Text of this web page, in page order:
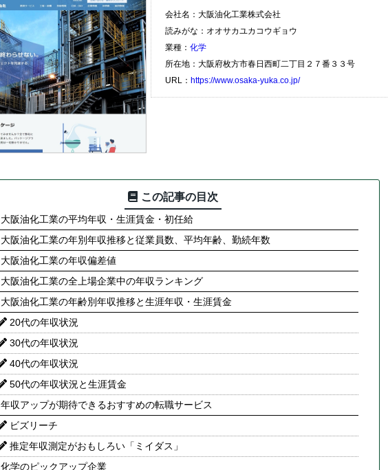
会社名：大阪油化工業株式会社
読みがな：オオサカユカコウギョウ
業種： 化学
所在地：大阪府枚方市春日西町二丁目２７番３３号
URL： https://www.osaka-yuka.co.jp/
この記事の目次
大阪油化工業の平均年収・生涯賃金・初任給
大阪油化工業の年別年収推移と従業員数、平均年齢、勤続年数
大阪油化工業の年収偏差値
大阪油化工業の全上場企業中の年収ランキング
大阪油化工業の年齢別年収推移と生涯年収・生涯賃金
20代の年収状況
30代の年収状況
40代の年収状況
50代の年収状況と生涯賃金
年収アップが期待できるおすすめの転職サービス
ビズリーチ
推定年収測定がおもしろい「ミイダス」
化学のピックアップ企業